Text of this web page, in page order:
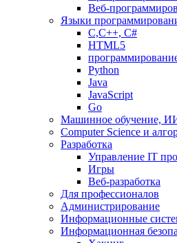
Веб-
Языки
С,С++, С#
HTML5
Python
Java
JavaScript
Go
Машинное обучение,
Computer Science и
Разработка
Управление IT
Игры
Веб-разработка
Для профессионалов
Администрирование
Информационные
Информационная